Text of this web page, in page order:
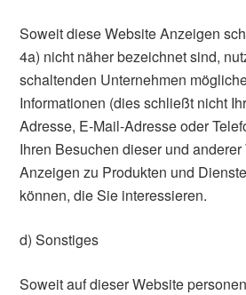
Soweit diese Website Anzeigen
4a) nicht näher bezeichnet sind,
schaltenden Unternehmen
Informationen (dies schließt nicht
Adresse, E-Mail-Adresse oder
Ihren Besuchen dieser und
Anzeigen zu Produkten und
können, die Sie interessieren.
d) Sonstiges
Soweit auf dieser Website